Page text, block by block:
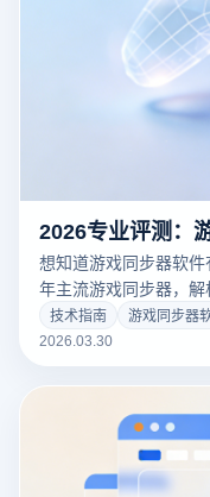
想知道游戏同步器软
年主流游戏同步器，解
开浏览器物理隔离与
键同步，大幅提升搬砖
技术指南 游戏同步器
2026.03.30